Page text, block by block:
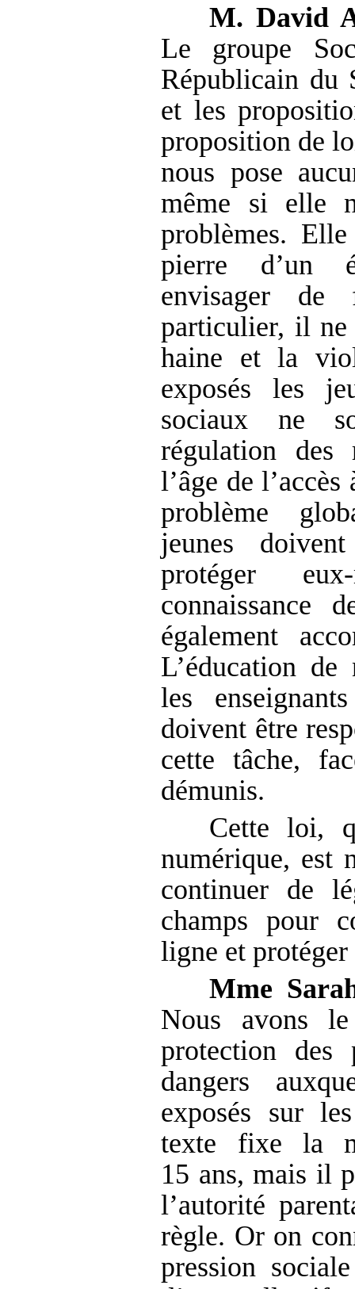
M. David
Le groupe
Républicain du
et les
proposition de
nous pose
même si elle
problèmes.
pierre d’un
envisager
particulier, il ne
haine et la
exposés les
sociaux ne
régulation des
l’âge de
problème
jeunes
protéger
connaissance
également
L’éducation de
les
doivent être
cette tâche,
démunis.
Cette loi,
numérique, est
continuer de
champs pour
ligne et protéger
Mme
Nous avons
protection des
dangers
exposés sur
texte fixe la
15 ans, mais il
l’autorité
règle. Or on
pression